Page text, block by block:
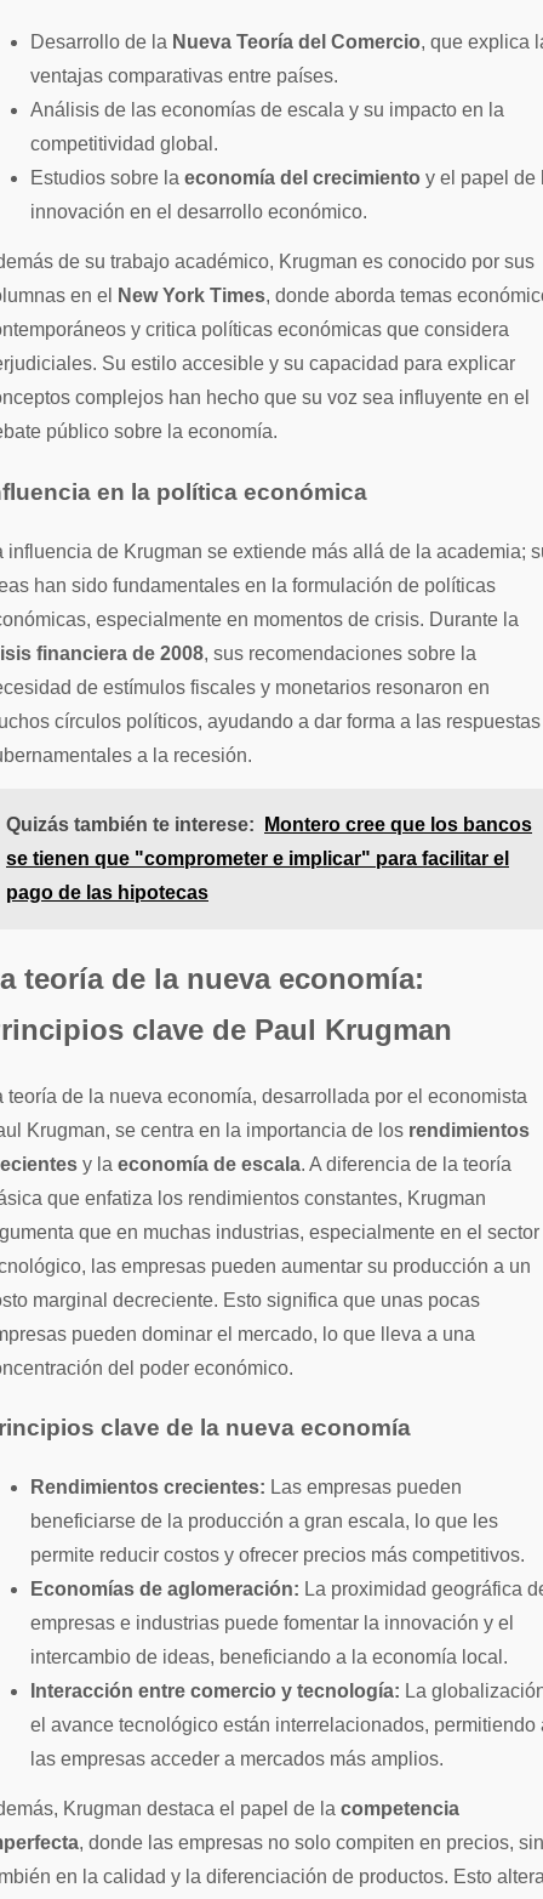
Desarrollo de la Nueva Teoría del Comercio, que explica
ventajas comparativas entre países.
Análisis de las economías de escala y su impacto en la
competitividad global.
Estudios sobre la economía del crecimiento y el papel de
innovación en el desarrollo económico.
de su trabajo académico, Krugman es conocido por sus
en el
New York Times, donde aborda temas
y critica políticas económicas que considera
Su estilo accesible y su capacidad para explicar
complejos han hecho que su voz sea influyente en el
público sobre la economía.
en la política económica
influencia de Krugman se extiende más allá de la academia;
han sido fundamentales en la formulación de políticas
especialmente en momentos de crisis. Durante la
financiera de 2008, sus recomendaciones sobre la
de estímulos fiscales y monetarios resonaron en
círculos políticos, ayudando a dar forma a las respuestas
a la recesión.
Quizás también te interese:
Montero cree que los bancos
se tienen que "comprometer e implicar" para facilitar el
pago de las hipotecas
teoría de la nueva economía:
clave de Paul Krugman
teoría de la nueva economía, desarrollada por el economista
Krugman, se centra en la importancia de los rendimientos
y la economía de escala. A diferencia de la teoría
que enfatiza los rendimientos constantes, Krugman
que en muchas industrias, especialmente en el sector
las empresas pueden aumentar su producción a un
marginal decreciente. Esto significa que unas pocas
pueden dominar el mercado, lo que lleva a una
del poder económico.
clave de la nueva economía
Rendimientos crecientes: Las empresas pueden
beneficiarse de la producción a gran escala, lo que les
permite reducir costos y ofrecer precios más competitivos.
Economías de aglomeración: La proximidad geográfica
empresas e industrias puede fomentar la innovación y el
intercambio de ideas, beneficiando a la economía local.
Interacción entre comercio y tecnología: La
el avance tecnológico están interrelacionados, permitiendo
las empresas acceder a mercados más amplios.
Krugman destaca el papel de la competencia
, donde las empresas no solo compiten en precios,
en la calidad y la diferenciación de productos. Esto